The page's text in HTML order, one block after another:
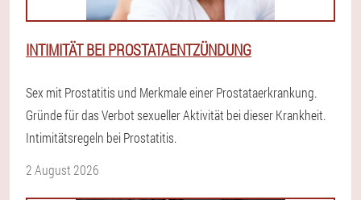
INTIMITÄT BEI PROSTATAENTZÜNDUNG
Sex mit Prostatitis und Merkmale einer Prostataerkrankung.
Gründe für das Verbot sexueller Aktivität bei dieser Krankheit.
Intimitätsregeln bei Prostatitis.
2 August 2026